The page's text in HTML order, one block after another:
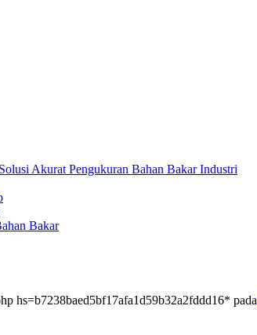
Akurat Pengukuran Bahan Bakar Industri
Bakar
hs=b7238baed5bf17afa1d59b32a2fddd16* pada